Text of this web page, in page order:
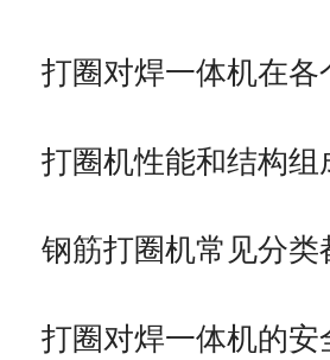
打圈对焊一体机在
打圈机性能和结构组
钢筋打圈机常见分类
打圈对焊一体机的安